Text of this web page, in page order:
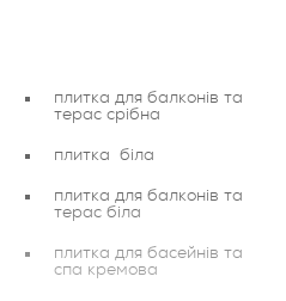
плитка для балконів та
терас срібна
плитка біла
плитка для балконів та
терас біла
плитка для басейнів та
спа кремова